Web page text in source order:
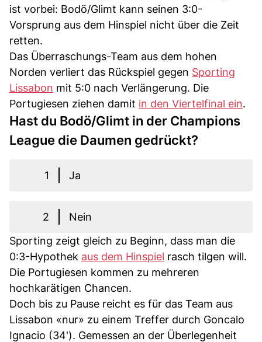
ist vorbei: Bodö/Glimt kann seinen 3:0-
Vorsprung aus dem Hinspiel nicht über die Zeit
retten.
Das Überraschungs-Team aus dem hohen
Norden verliert das Rückspiel gegen Sporting
Lissabon mit 5:0 nach Verlängerung. Die
Portugiesen ziehen damit in den Viertelfinal ein.
Hast du Bodö/Glimt in der Champions
League die Daumen gedrückt?
1 Ja
2
Nein
Sporting zeigt gleich zu Beginn, dass man die
0:3-Hypothek aus dem Hinspiel rasch tilgen will.
Die Portugiesen kommen zu mehreren
hochkarätigen Chancen.
Doch bis zu Pause reicht es für das Team aus
Lissabon «nur» zu einem Treffer durch Goncalo
Ignacio (34'). Gemessen an der Überlegenheit